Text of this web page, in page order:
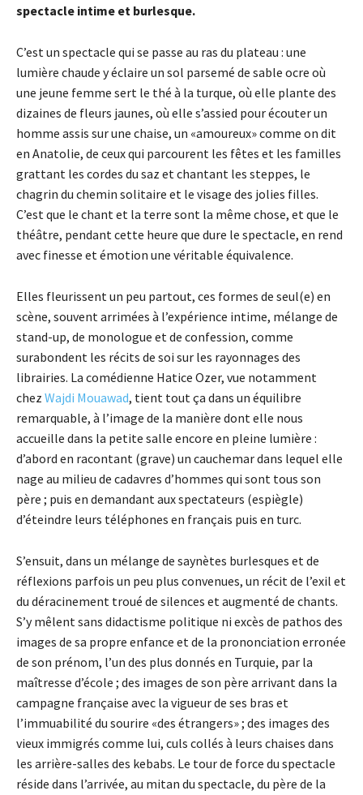
spectacle intime et burlesque.
C’est un spectacle qui se passe au ras du plateau : une
lumière chaude y éclaire un sol parsemé de sable ocre où
une jeune femme sert le thé à la turque, où elle plante des
dizaines de fleurs jaunes, où elle s’assied pour écouter un
homme assis sur une chaise, un «amoureux» comme on dit
en Anatolie, de ceux qui parcourent les fêtes et les familles
grattant les cordes du saz et chantant les steppes, le
chagrin du chemin solitaire et le visage des jolies filles.
C’est que le chant et la terre sont la même chose, et que le
théâtre, pendant cette heure que dure le spectacle, en rend
avec finesse et émotion une véritable équivalence.
Elles fleurissent un peu partout, ces formes de seul(e) en
scène, souvent arrimées à l’expérience intime, mélange de
stand-up, de monologue et de confession, comme
surabondent les récits de soi sur les rayonnages des
librairies. La comédienne Hatice Ozer, vue notamment
chez Wajdi Mouawad, tient tout ça dans un équilibre
remarquable, à l’image de la manière dont elle nous
accueille dans la petite salle encore en pleine lumière :
d’abord en racontant (grave) un cauchemar dans lequel elle
nage au milieu de cadavres d’hommes qui sont tous son
père ; puis en demandant aux spectateurs (espiègle)
d’éteindre leurs téléphones en français puis en turc.
S’ensuit, dans un mélange de saynètes burlesques et de
réflexions parfois un peu plus convenues, un récit de l’exil et
du déracinement troué de silences et augmenté de chants.
S’y mêlent sans didactisme politique ni excès de pathos des
images de sa propre enfance et de la prononciation erronée
de son prénom, l’un des plus donnés en Turquie, par la
maîtresse d’école ; des images de son père arrivant dans la
campagne française avec la vigueur de ses bras et
l’immuabilité du sourire «des étrangers» ; des images des
vieux immigrés comme lui, culs collés à leurs chaises dans
les arrière-salles des kebabs. Le tour de force du spectacle
réside dans l’arrivée, au mitan du spectacle, du père de la